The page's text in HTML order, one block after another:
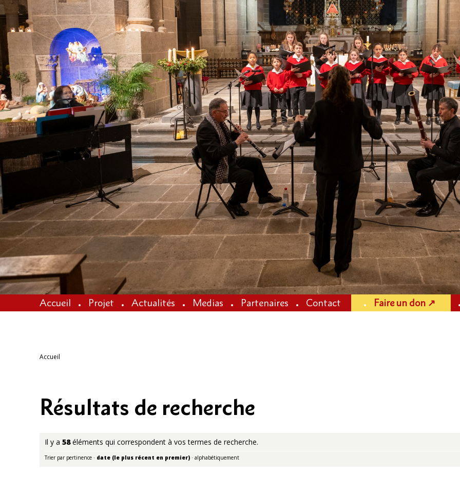
Accueil Projet Actualités Medias Partenaires Contact Faire un don ↗
Accueil
Résultats de recherche
Il y a 58éléments qui correspondent à vos termes de recherche.
Trier par pertinence · date (le plus récent en premier) · alphabétiquement